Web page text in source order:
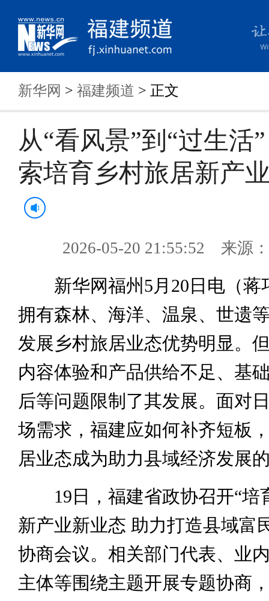
新华网 > 福建频道 > 正文
从“看风景”到“过生活
索培育乡村旅居新产
2026-05-20 21:55:52 来源
新华网福州5月20日电（蒋
拥有森林、海洋、温泉、世遗
发展乡村旅居业态优势明显。
内容体验和产品供给不足、基
后等问题限制了其发展。面对
场需求，福建应如何补齐短板
居业态成为助力县域经济发展
19日，福建省政协召开“培
新产业新业态 助力打造县域富
协商会议。相关部门代表、业
主体等围绕主题开展专题协商